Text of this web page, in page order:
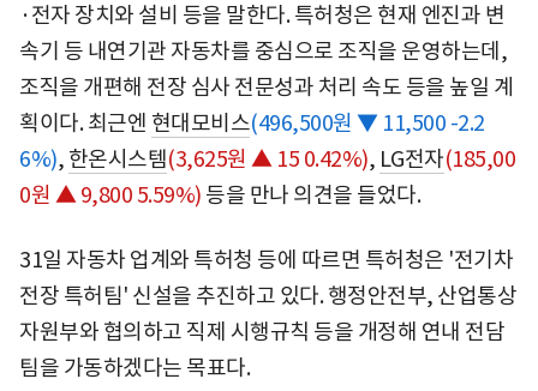
·전자 장치와 설비 등을 말한다. 특허청은 현재 엔진과 변
속기 등 내연기관 자동차를 중심으로 조직을 운영하는데,
조직을 개편해 전장 심사 전문성과 처리 속도 등을 높일 계
획이다. 최근엔 현대모비스(496,500원 ▼ 11,500 -2.2
6%), 한온시스템(3,625원 ▲ 15 0.42%), LG전자(185,00
0원 ▲ 9,800 5.59%) 등을 만나 의견을 들었다.
31일 자동차 업계와 특허청 등에 따르면 특허청은 '전기차
전장 특허팀' 신설을 추진하고 있다. 행정안전부, 산업통상
자원부와 협의하고 직제 시행규칙 등을 개정해 연내 전담
팀을 가동하겠다는 목표다.